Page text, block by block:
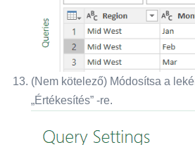
(Nem kötelező) Módosítsa a
„Értékesítés” -re.